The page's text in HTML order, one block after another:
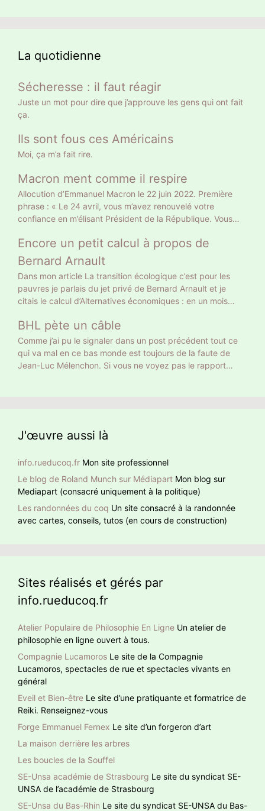
La quotidienne
Sécheresse : il faut réagir
Juste un mot pour dire que j’approuve les gens qui ont fait
ça.
Ils sont fous ces Américains
Moi, ça m’a fait rire.
Macron ment comme il respire
Allocution d’Emmanuel Macron le 22 juin 2022. Première
phrase : « Le 24 avril, vous m’avez renouvelé votre
confiance en m’élisant Président de la République. Vous
donnant une légitimité claire. » Gros mensonge. Le 10 avril
il a eu 9 783058 voix soit 27,85% des suffrages exprimés
et 20% des inscrits. Un Français sur 5 a approuvé son
projet tellement clair : retraite à 65 ans et allocataires du
RSA au turbin. Vous vous rappelez autre chose, vous ? Le
24 avril 18 768 639 électeurs ont voté Macron, le double.
Donc la moitié n’ont pas voté pour son projet mais pour
faire barrage à Marine Le Pen. Curieusement, sur les
chaînes d’info on commente, dans la presse écrite on
éditorialise. Peu ont pointé ce mensonge initial. Comment
faire confiance à quelqu’un qui ment dès la première
Encore un petit calcul à propos de
Bernard Arnault
Dans mon article La transition écologique c’est pour les
pauvres je parlais du jet privé de Bernard Arnault et je
citais le calcul d’Alternatives économiques : en un mois
Français moyen en 18 ans. On peut calculer autrement. 18
ans ce sont 216 mois. Donc Bernard Arnault a la même
empreinte carbone que 216 Français moyens. Et encore on
ne parle que de son jet privé. Ni de son yacht privé de 101
BHL pète un câble
Comme j’ai pu le signaler dans un post précédent tout ce
qui va mal en ce bas monde est toujours de la faute de
Jean-Luc Mélenchon. Si vous ne voyez pas le rapport
J'œuvre aussi là
info.rueducoq.fr Mon site professionnel
Le blog de Roland Munch sur Médiapart Mon blog sur
Mediapart (consacré uniquement à la politique)
Les randonnées du coq Un site consacré à la randonnée
avec cartes, conseils, tutos (en cours de construction)
Sites réalisés et gérés par
info.rueducoq.fr
Atelier Populaire de Philosophie En Ligne Un atelier de
philosophie en ligne ouvert à tous.
Compagnie Lucamoros Le site de la Compagnie
Lucamoros, spectacles de rue et spectacles vivants en
général
Eveil et Bien-être Le site d’une pratiquante et formatrice de
Reiki. Renseignez-vous
Forge Emmanuel Fernex Le site d’un forgeron d’art
La maison derrière les arbres
Les boucles de la Souffel
SE-Unsa académie de Strasbourg Le site du syndicat SE-
UNSA de l’académie de Strasbourg
SE-Unsa du Bas-Rhin Le site du syndicat SE-UNSA du Bas-